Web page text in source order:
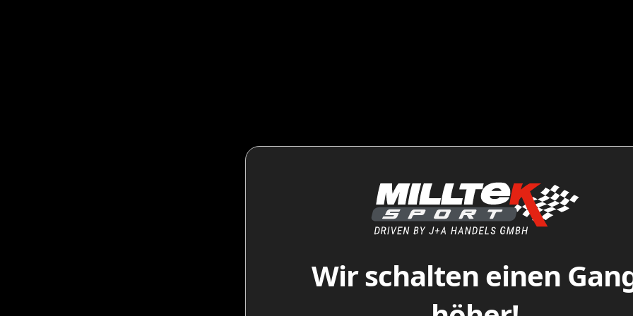
Wir schalten einen